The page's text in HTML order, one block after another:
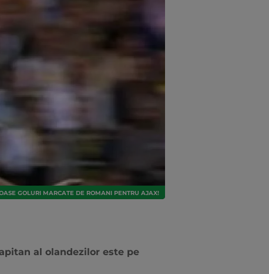
GOLURI MARCATE DE ROMANI PENTRU AJAX!
al olandezilor este pe